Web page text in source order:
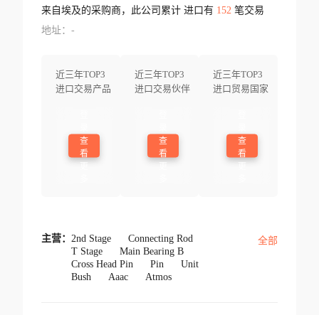
来自埃及的采购商，此公司累计 进口有 152笔交易
地址：-
近三年TOP3
进口交易产品
查
看
近三年TOP3
进口交易伙伴
查
看
近三年TOP3
进口贸易国家
查
看
主营： 2nd Stage
Connecting Rod
T Stage
Main Bearing B
Cross Head Pin
Pin
Unit
Bush
Aaac Atmos
全部